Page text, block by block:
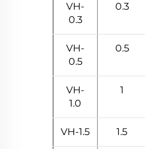
VH-
0.3
0.3
VH-
0.5
0.5
VH-
1.0
1
VH-1.5 1.5